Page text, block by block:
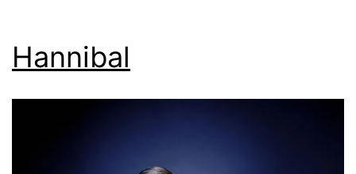
Hannibal